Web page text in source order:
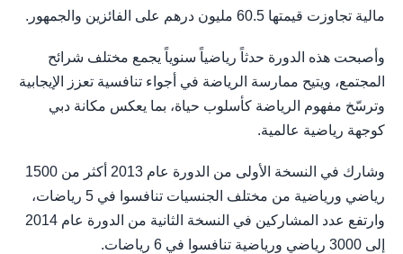
مالية تجاوزت قيمتها 60.5 مليون درهم على الفائزين والجمهور.
وأصبحت هذه الدورة حدثاً رياضياً سنوياً يجمع مختلف شرائح
المجتمع، ويتيح ممارسة الرياضة في أجواء تنافسية تعزز الإيجابية
وترسّخ مفهوم الرياضة كأسلوب حياة، بما يعكس مكانة دبي
كوجهة رياضية عالمية.
وشارك في النسخة الأولى من الدورة عام 2013 أكثر من 1500
رياضي ورياضية من مختلف الجنسيات تنافسوا في 5 رياضات،
وارتفع عدد المشاركين في النسخة الثانية من الدورة عام 2014
إلى 3000 رياضي ورياضية تنافسوا في 6 رياضات.